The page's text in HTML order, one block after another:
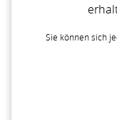
Sie können sich